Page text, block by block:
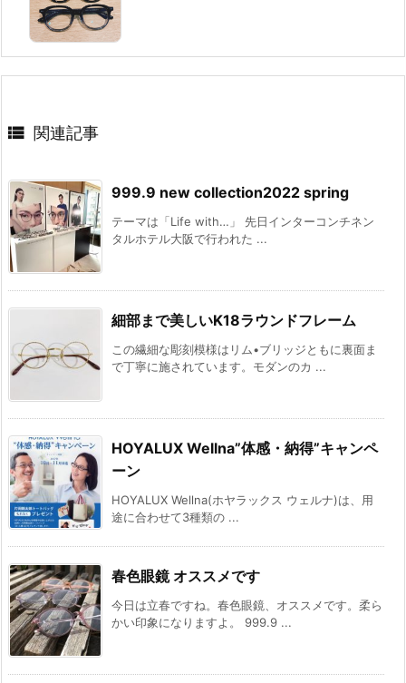
 関連記事
999.9 new collection2022 spring
テーマは「Life with…」 先日インターコンチネン
タルホテル大阪で行われた ...
細部まで美しいK18ラウンドフレーム
この繊細な彫刻模様はリム•ブリッジともに裏面ま
で丁寧に施されています。モダンのカ ...
HOYALUX Wellna”体感・納得”キャンペ
ーン
HOYALUX Wellna(ホヤラックス ウェルナ)は、用
途に合わせて3種類の ...
春色眼鏡 オススメです
今日は立春ですね。春色眼鏡、オススメです。柔ら
かい印象になりますよ。 999.9 ...